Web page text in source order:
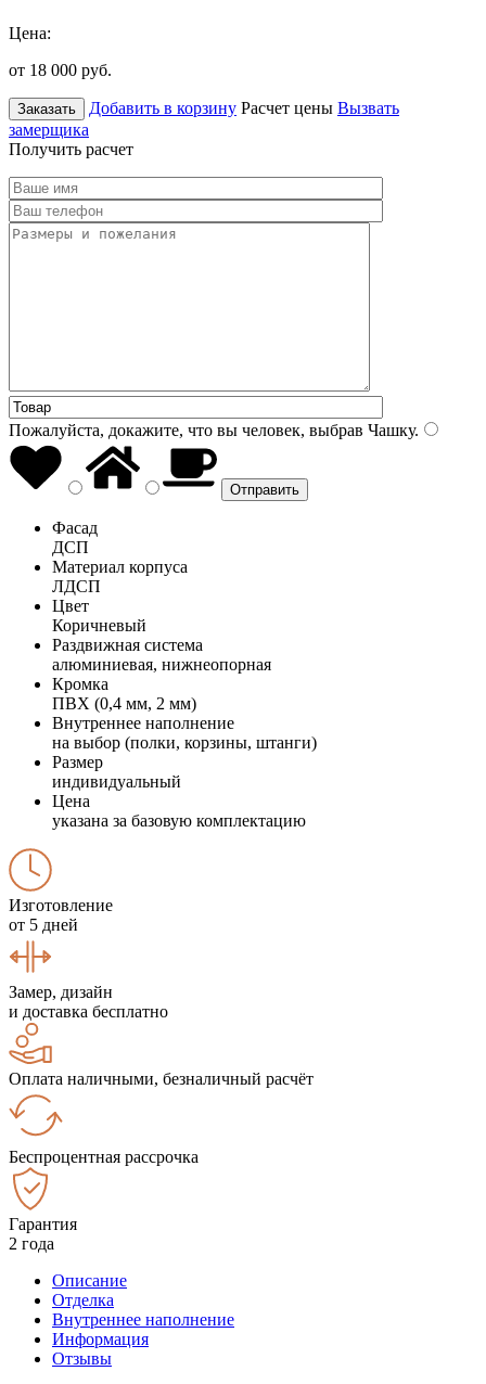
Цена:
от 18 000 руб.
Заказать Добавить в корзину Расчет цены Вызвать
замерщика
Получить расчет
Пожалуйста, докажите, что вы человек, выбрав Чашку.
Фасад
ДСП
Материал корпуса
ЛДСП
Цвет
Коричневый
Раздвижная система
алюминиевая, нижнеопорная
Кромка
ПВХ (0,4 мм, 2 мм)
Внутреннее наполнение
на выбор (полки, корзины, штанги)
Размер
индивидуальный
Цена
указана за базовую комплектацию
Изготовление
от 5 дней
Замер, дизайн
и доставка бесплатно
Оплата наличными, безналичный расчёт
Беспроцентная рассрочка
Гарантия
2 года
Описание
Отделка
Внутреннее наполнение
Информация
Отзывы